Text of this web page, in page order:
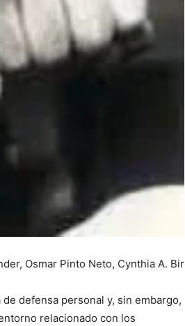
Osmar Pinto Neto, Cynthia A. Bir
defensa personal y, sin embargo,
relacionado con los